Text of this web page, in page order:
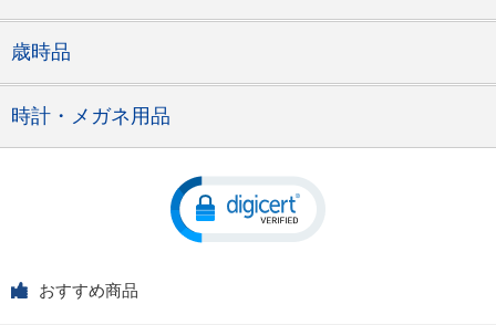
歳時品
時計・メガネ用品
おすすめ商品